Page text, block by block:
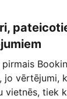
jo vērtējumi,
vietnēs, tiek